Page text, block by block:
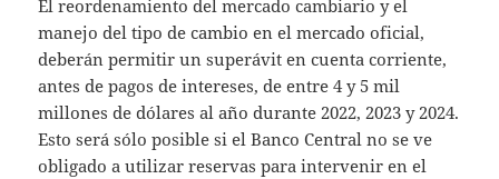
El reordenamiento del mercado cambiario y el
manejo del tipo de cambio en el mercado oficial,
deberán permitir un superávit en cuenta corriente,
antes de pagos de intereses, de entre 4 y 5 mil
millones de dólares al año durante 2022, 2023 y 2024.
Esto será sólo posible si el Banco Central no se ve
obligado a utilizar reservas para intervenir en el